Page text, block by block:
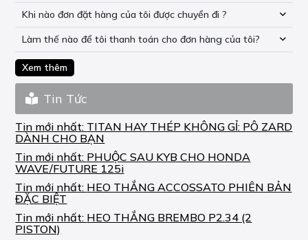
Khi nào đơn đặt hàng của tôi được chuyển đi ?
Làm thế nào để tôi thanh toán cho đơn hàng của tôi?
Xem thêm
Tin Tức
Tin mới nhất: TITAN HAY THÉP KHÔNG GỈ: PÔ ZARD
DÀNH CHO BẠN
Tin mới nhất: PHUỘC SAU KYB CHO HONDA
WAVE/FUTURE 125i
Tin mới nhất: HEO THẮNG ACCOSSATO PHIÊN BẢN
ĐẶC BIỆT
Tin mới nhất: HEO THẮNG BREMBO P2.34 (2
PISTON)